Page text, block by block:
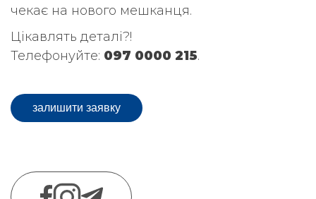
чекає на нового мешканця.
Цікавлять деталі?!
Телефонуйте: 097 0000 215.
залишити заявку